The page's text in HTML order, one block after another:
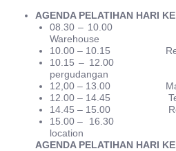
AGENDA PELATIHAN HARI
08.30 – 10.00
Warehouse
10.00 – 10.15 Rehat
10.15 – 12.00
pergudangan
12,00 – 13.00
12.00 – 14.45 Teknik
14.45 – 15.00
15.00 – 16.30
location
AGENDA PELATIHAN HARI